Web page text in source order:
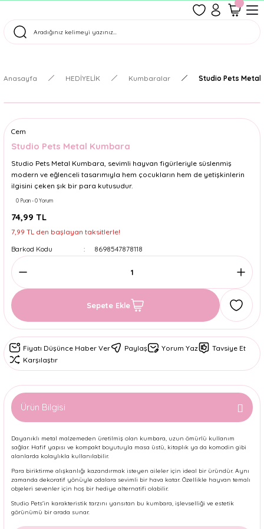
Tüm Siparişler Aynı Gün Kargoda!
Anasayfa HEDİYELİK Kumbaralar Studio Pets Metal
Cem
Studio Pets Metal Kumbara
Studio Pets Metal Kumbara, sevimli hayvan figürleriyle süslenmiş
modern ve eğlenceli tasarımıyla hem çocukların hem de yetişkinlerin
ilgisini çeken şık bir para kutusudur.
0 Puan - 0 Yorum
74,99 TL
7,99 TL den başlayan taksitlerle!
Barkod Kodu
8698547878118
Sepete Ekle
Fiyatı Düşünce Haber Ver Paylaş Yorum Yaz
Tavsiye Et
Karşılaştır
Ürün Bilgisi
Dayanıklı metal malzemeden üretilmiş olan kumbara, uzun ömürlü kullanım
sağlar. Hafif yapısı ve kompakt boyutuyla masa üstü, kitaplık ya da komodin gibi
alanlarda kolaylıkla kullanılabilir.
Para biriktirme alışkanlığı kazandırmak isteyen aileler için ideal bir üründür. Aynı
zamanda dekoratif yönüyle odalara sevimli bir hava katar. Özellikle hayvan temalı
objeleri sevenler için hoş bir hediye alternatifi olabilir.
Studio Pets'in karakteristik tarzını yansıtan bu kumbara, işlevselliği ve estetik
görünümü bir arada sunar.